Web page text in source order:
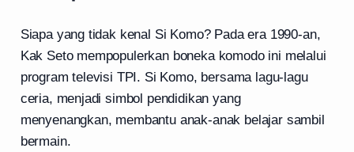
Siapa yang tidak kenal Si Komo? Pada era 1990-an,
Kak Seto mempopulerkan boneka komodo ini melalui
program televisi TPI. Si Komo, bersama lagu-lagu
ceria, menjadi simbol pendidikan yang
menyenangkan, membantu anak-anak belajar sambil
bermain.